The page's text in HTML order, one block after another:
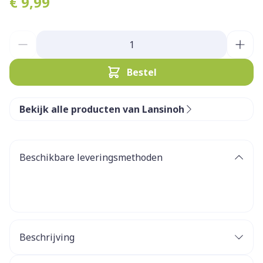
Bestel
Bekijk alle producten van Lansinoh
Beschikbare leveringsmethoden
Beschrijving